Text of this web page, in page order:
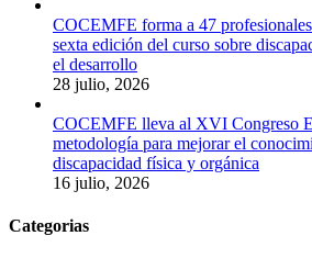
COCEMFE forma a 47 profesionales
sexta edición del curso sobre
el desarrollo
28 julio, 2026
COCEMFE lleva al XVI Congreso
metodología para mejorar el
discapacidad física y orgánica
16 julio, 2026
Categorias